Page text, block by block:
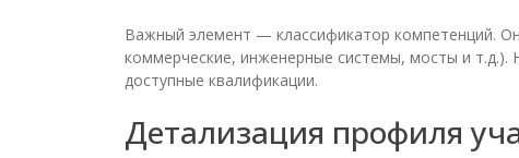
Важный элемент — классификатор компетенций.
коммерческие, инженерные системы, мосты и т.д.).
доступные квалификации.
Детализация профиля